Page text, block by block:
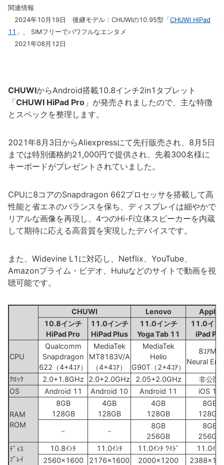
関連情報
2024年10月19日 後継モデル：CHUWIの10.95型「 CHUWI HiPad
11 」、 SIMフリーでパワフルなエンタメ
2021年08月12日
CHUWIからAndroid搭載10.8インチ2in1タブレット
「CHUWI HiPad Pro 」が発売されましたので、主な特徴
とスペックを整理します。
2021年8月3日からAliexpressにて先行販売され、8月5日
までは特別価格約21,000円で提供され、先着300名様に
キーボードがプレゼントされていました。
CPUに8コアのSnapdragon 662プロセッサを搭載して高
性能と省エネのバランスを保ち、ディスプレイは細やかで
リアルな画像を再現し、4つのHi-Fi立体スピーカーを内蔵
して期待に応える高音質を実現したデバイスです。
また、Widevine L1に対応し、Netflix、YouTube、
Amazonプライム・ビデオ、Huluなどのサイトで動画を視
聴可能です。
CHUWI Lenovo
Apple
10.8インチ
HiPad Pro
11.0インチ
HiPad Plus
11.0インチ
Yoga Tab 11
11.0イン
iPad Pro
CPU
Qualcomm
Snapdragon
622（4+4ｺｱ）
MediaTek
MT8183V/A
（4+4ｺｱ）
MediaTek
Helio
G90T（2+4ｺｱ）
8ｺｱM1
Neural
ｸﾛｯｸ 2.0+1.8GHz 2.0+2.0GHz 2.05+2.0GHz
非公開
OS
Android 11 Android 10 Android 11 iOS 14
RAM
ROM
8GB
128GB
4GB
128GB
4GB
128GB
8GB
128GB
－
－
8GB
256GB
8GB
256GB
ﾃﾞｨｽ
ﾌﾟﾚｲ
10.8ｲﾝﾁ 11.0ｲﾝﾁ 11.0ｲﾝﾁ ﾜｲﾄﾞ
11.0ｲﾝﾁ
2560x1600
2176x1600 2000x1200